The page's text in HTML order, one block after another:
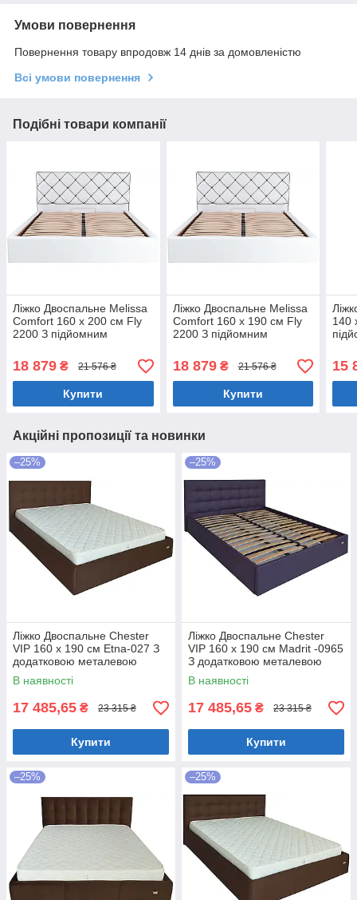
Умови повернення
Повернення товару впродовж 14 днів за домовленістю
Всі умови повернення
Подібні товари компанії
Ліжко Двоспальне Melissa
Comfort 160 х 200 см Fly
2200 З підйомним
білизни Білий
18 879 ₴ 21 576 ₴
Купити
Ліжко Двоспальне Melissa
Comfort 160 х 190 см Fly
2200 З підйомним
білизни Білий
18 879₴ 21 576 ₴
Купити
140
15
Акційні пропозиції та новинки
–25%
Ліжко Двоспальне Chester
VIP 160 х 190 см Etna-027 З
додатковою металевою
цільнозварною рамою
Коричневий
В наявності
17 485,65 ₴ 23 315 ₴
Купити
–25%
Ліжко Двоспальне Chester
VIP 160 х 190 см Madrit -0965
З додатковою металевою
цільнозварною рамою
Фіолетовий
В наявності
17 485,65 ₴ 23 315 ₴
Купити
–25% –25%